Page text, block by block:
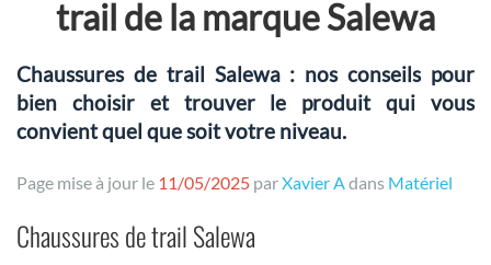
trail de la marque Salewa
Chaussures de trail Salewa : nos conseils pour
bien choisir et trouver le produit qui vous
convient quel que soit votre niveau.
Page mise à jour le 11/05/2025 parXavier Adans Matériel
Chaussures de trail Salewa